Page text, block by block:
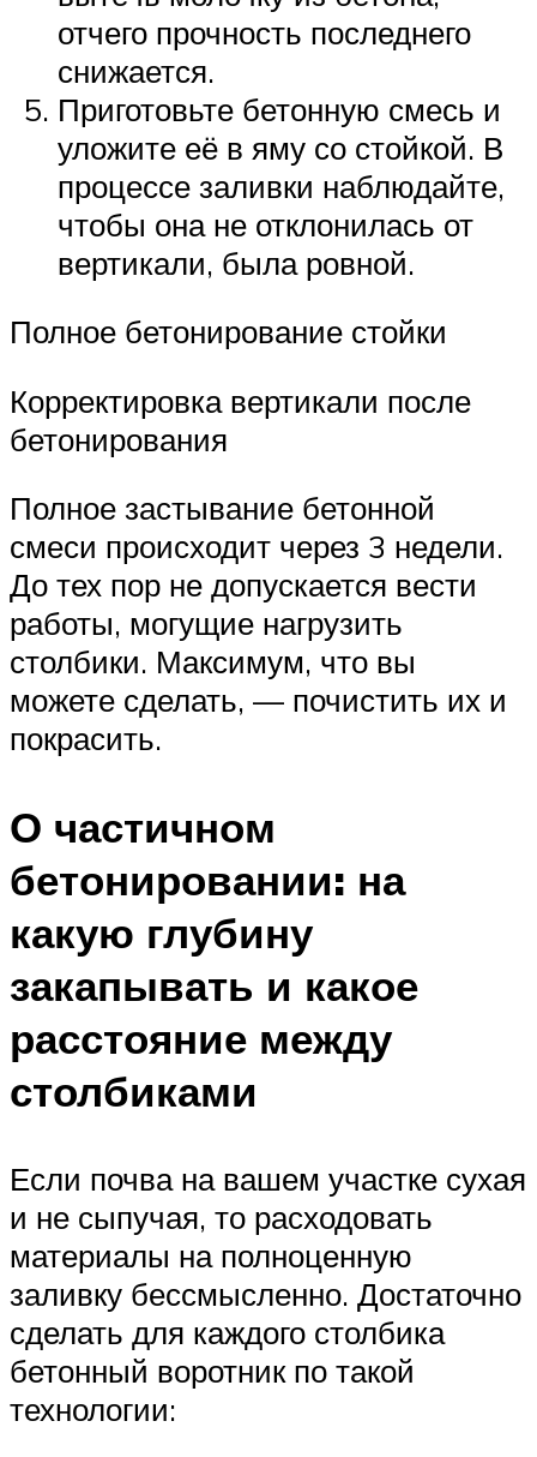
отчего прочность последнего
снижается.
Приготовьте бетонную смесь и
уложите её в яму со стойкой. В
процессе заливки наблюдайте,
чтобы она не отклонилась от
вертикали, была ровной.
Полное бетонирование стойки
Корректировка вертикали после
бетонирования
Полное застывание бетонной
смеси происходит через 3 недели.
До тех пор не допускается вести
работы, могущие нагрузить
столбики. Максимум, что вы
можете сделать, — почистить их и
покрасить.
О частичном
бетонировании: на
какую глубину
закапывать и какое
расстояние между
столбиками
Если почва на вашем участке сухая
и не сыпучая, то расходовать
материалы на полноценную
заливку бессмысленно. Достаточно
сделать для каждого столбика
бетонный воротник по такой
технологии: